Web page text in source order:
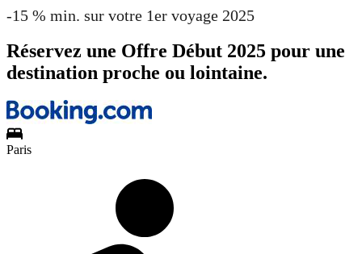
-15 % min. sur votre 1er voyage 2025
Réservez une Offre Début 2025 pour une
destination proche ou lointaine.
Paris